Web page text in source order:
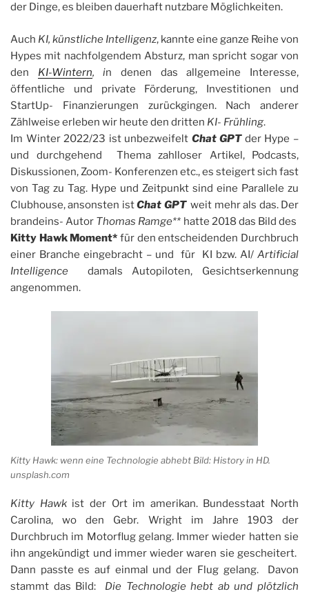
der Dinge, es bleiben dauerhaft nutzbare Möglichkeiten.
Auch KI, künstliche Intelligenz, kannte eine ganze Reihe von
Hypes mit nachfolgendem Absturz, man spricht sogar von
den KI-Wintern, in denen das allgemeine Interesse,
öffentliche und private Förderung, Investitionen und
StartUp- Finanzierungen zurückgingen. Nach anderer
Zählweise erleben wir heute den dritten KI- Frühling.
Im Winter 2022/23 ist unbezweifelt Chat GPTder Hype –
und durchgehend Thema zahlloser Artikel, Podcasts,
Diskussionen, Zoom- Konferenzen etc., es steigert sich fast
von Tag zu Tag. Hype und Zeitpunkt sind eine Parallele zu
Clubhouse, ansonsten istChat GPTweit mehr als das. Der
brandeins- Autor Thomas Ramge** hatte 2018 das Bild des
Kitty Hawk Moment* für den entscheidenden Durchbruch
einer Branche eingebracht – und für KI bzw. AI/ Artificial
Intelligence damals Autopiloten, Gesichtserkennung
angenommen.
Kitty Hawk: wenn eine Technologie abhebt Bild: History in HD.
unsplash.com
Kitty Hawkist der Ort im amerikan. Bundesstaat North
Carolina, wo den Gebr. Wright im Jahre 1903 der
Durchbruch im Motorflug gelang. Immer wieder hatten sie
ihn angekündigt und immer wieder waren sie gescheitert.
Dann passte es auf einmal und der Flug gelang. Davon
stammt das Bild: Die Technologie hebt ab und plötzlich